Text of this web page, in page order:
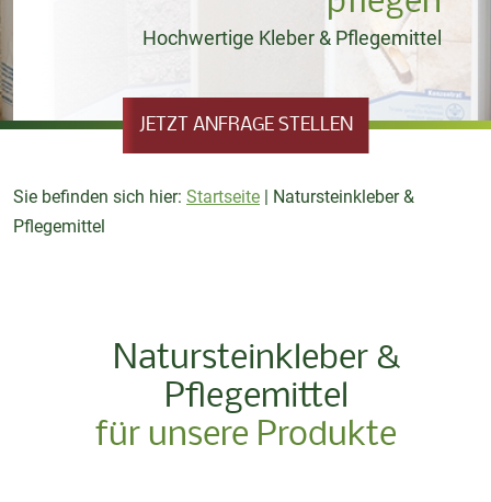
Hochwertige Kleber & Pflegemittel
JETZT ANFRAGE STELLEN
Sie befinden sich hier: Startseite | Natursteinkleber &
Pflegemittel
Natursteinkleber &
Pflegemittel
für unsere Produkte